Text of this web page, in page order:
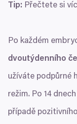
Tip: Přečtete si
Po každém
dvoutýdenního
užíváte podpůrné
režim. Po 14
případě